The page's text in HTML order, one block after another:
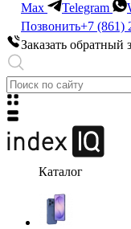
Max Telegram
Позвонить+7 (861)
Заказать обратный
Каталог